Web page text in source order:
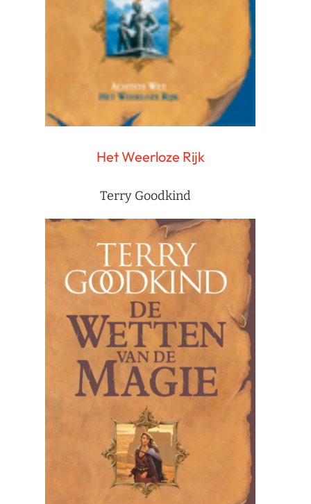
Het Weerloze Rijk
Terry Goodkind